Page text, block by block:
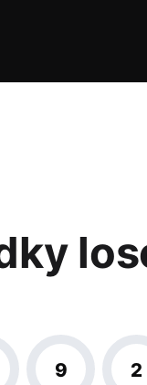
9 2